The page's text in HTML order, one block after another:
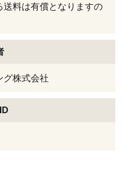
料は有償となりますの
グ株式会社